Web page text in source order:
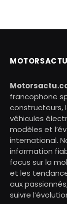
MOTORSACTU
francophone
constructeurs,
véhicules
modèles et
international.
information
focus sur la
et les
aux
suivre